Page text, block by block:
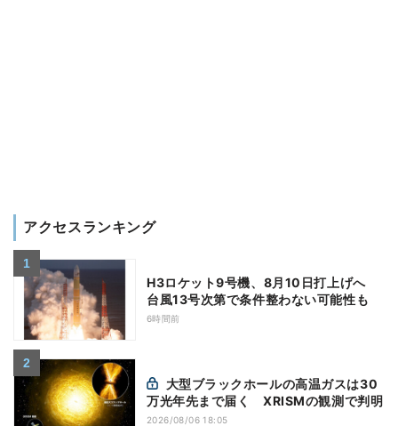
アクセスランキング
H3ロケット9号機、8月10日打上げへ
台風13号次第で条件整わない可能性も
6時間前
万光年先まで届く XRISMの観測で判明
2026/08/06 18:05